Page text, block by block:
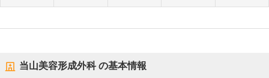
当山美容形成外科の基本情報